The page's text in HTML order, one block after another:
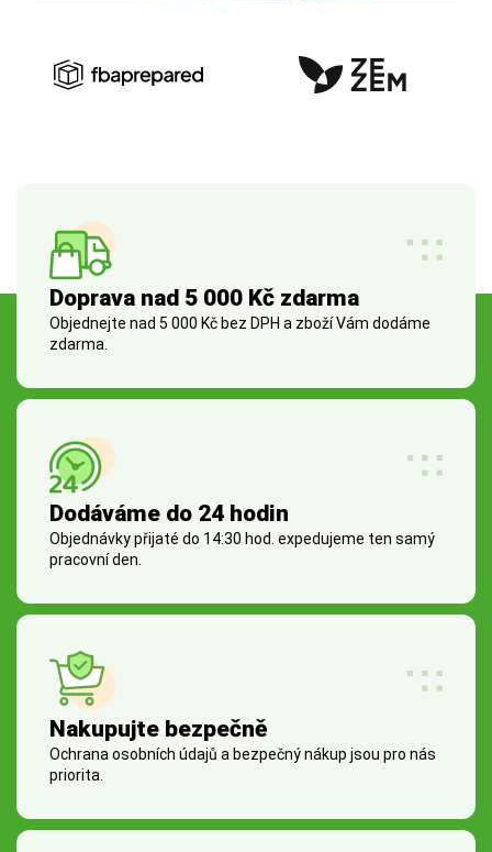
Doprava nad 5 000 Kč zdarma
Objednejte nad 5 000 Kč bez DPH a zboží Vám dodáme
zdarma.
Dodáváme do 24 hodin
Objednávky přijaté do 14:30 hod. expedujeme ten samý
pracovní den.
Nakupujte bezpečně
Ochrana osobních údajů a bezpečný nákup jsou pro nás
priorita.